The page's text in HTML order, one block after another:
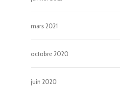
mars 2021
octobre 2020
juin 2020